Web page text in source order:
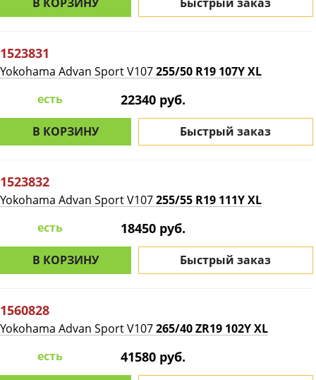
1523831
Yokohama Advan Sport V107255/50 R19 107Y XL
есть
22340 руб.
В КОРЗИНУ Быстрый заказ
1523832
Yokohama Advan Sport V107255/55 R19 111Y XL
есть
18450 руб.
В КОРЗИНУ Быстрый заказ
1560828
Yokohama Advan Sport V107265/40 ZR19 102Y XL
есть
41580 руб.